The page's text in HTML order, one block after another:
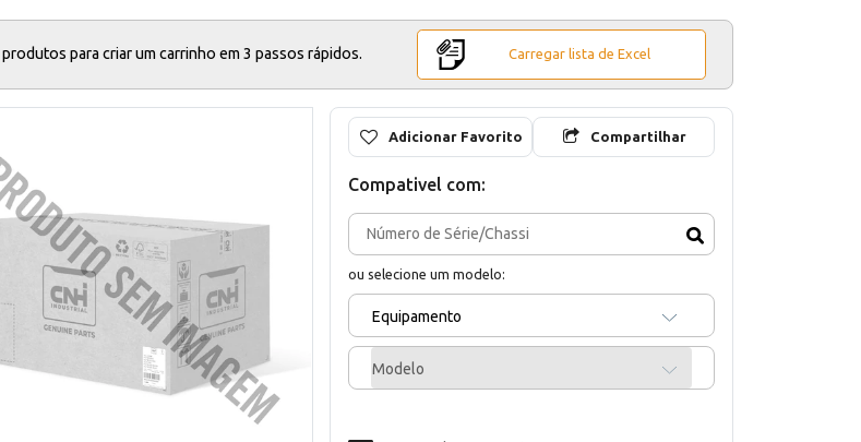
para criar um carrinho em 3 passos rápidos. Carregar lista de Excel
Adicionar Favorito Compartilhar
Compativel com:
ou selecione um modelo:
Equipamento
Modelo